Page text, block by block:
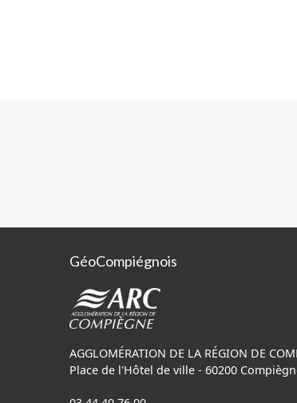
GéoCompiégnois
AGGLOMÉRATION DE LA RÉGION DE
Place de l'Hôtel de ville - 60200